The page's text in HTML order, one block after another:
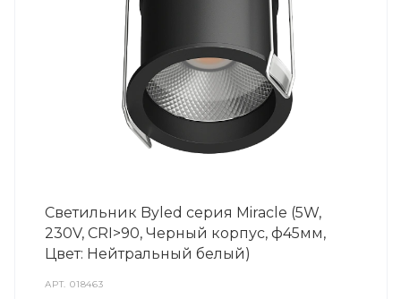
Светильник Byled серия Miracle (5W,
230V, CRI>90, Черный корпус, ф45мм,
Цвет: Нейтральный белый)
АРТ.018463